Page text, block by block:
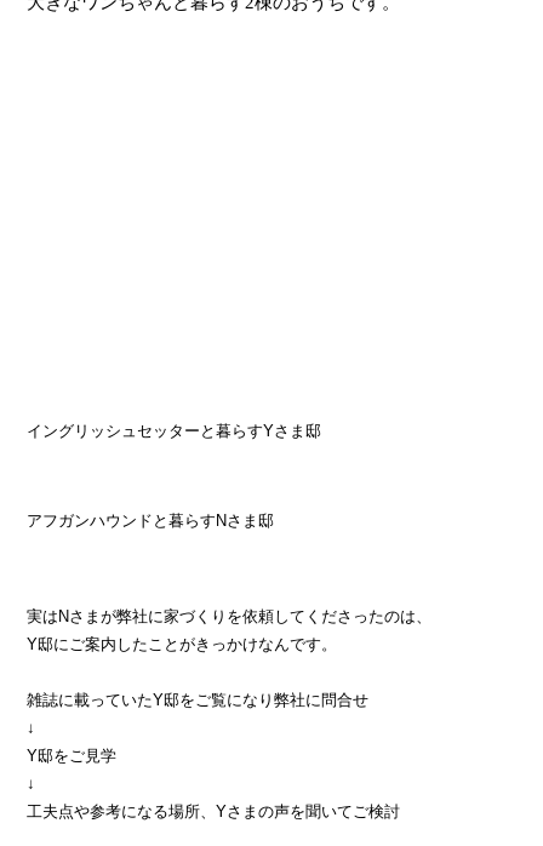
イングリッシュセッターと暮らすYさま邸
アフガンハウンドと暮らすNさま邸
実はNさまが弊社に家づくりを依頼してくださったのは、
Y邸にご案内したことがきっかけなんです。
雑誌に載っていたY邸をご覧になり弊社に問合せ
↓
Y邸をご見学
↓
工夫点や参考になる場所、Yさまの声を聞いてご検討